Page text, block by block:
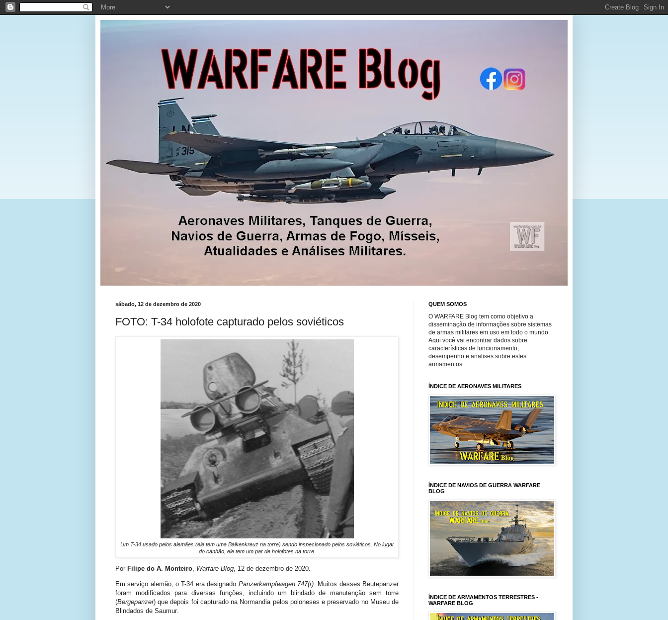
sábado, 12 de dezembro de 2020
FOTO: T-34 holofote capturado pelos soviéticos
Um T-34 usado pelos alemães (ele tem uma Balkenkreuz na torre) sendo inspecionado pelos soviéticos. No lugar
do canhão, ele tem um par de holofotes na torre.
Por Filipe do A. Monteiro Warfare Blog , 12 de dezembro de 2020.
Em serviço alemão, o T-34 era designado Panzerkampfwagen 747(r). Muitos desses Beutepanzer
foram modificados para diversas funções, incluindo um blindado de manutenção sem torre
(Bergepanzer) que depois foi capturado na Normandia pelos poloneses e preservado no Museu de
Blindados de Saumur.
QUEM SOMOS
O WARFARE Blog tem como objetivo a
disseminação de informações sobre sistemas
de armas militares em uso em todo o mundo.
Aqui você vai encontrar dados sobre
características de funcionamento,
desempenho e analises sobre estes
armamentos.
ÍNDICE DE AERONAVES MILITARES
ÍNDICE DE NAVIOS DE GUERRA WARFARE
BLOG
ÍNDICE DE ARMAMENTOS TERRESTRES -
WARFARE BLOG